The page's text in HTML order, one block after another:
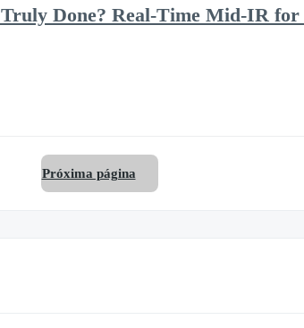
Done? Real-Time Mid-IR
Próxima página